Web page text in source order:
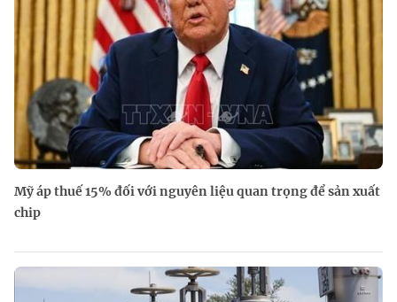
Mỹ áp thuế 15% đối với nguyên liệu quan trọng để sản xuất
chip